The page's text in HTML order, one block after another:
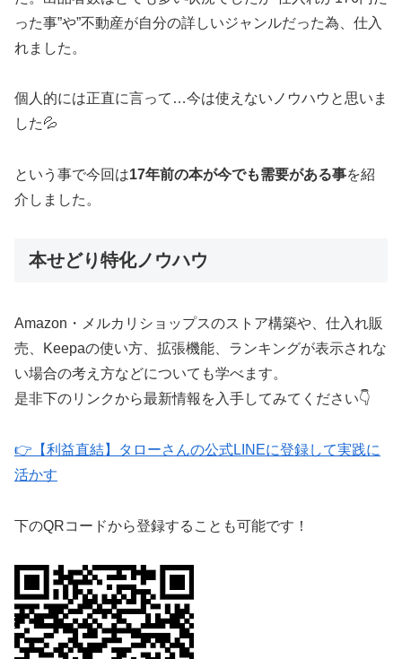
った事”や”不動産が自分の詳しいジャンルだった為、仕入
れました。
個人的には正直に言って…今は使えないノウハウと思いま
した💦
という事で今回は17年前の本が今でも需要がある事を紹
介しました。
本せどり特化ノウハウ
Amazon・メルカリショップスのストア構築や、仕入れ販
売、Keepaの使い方、拡張機能、ランキングが表示されな
い場合の考え方などについても学べます。
是非下のリンクから最新情報を入手してみてください👇
👉【利益直結】タローさんの公式LINEに登録して実践に
活かす
下のQRコードから登録することも可能です！